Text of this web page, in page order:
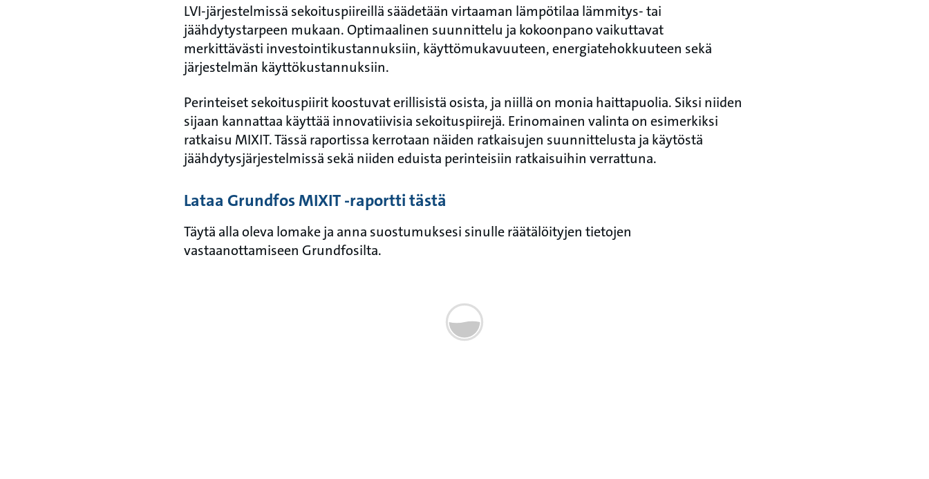
LVI-järjestelmissä sekoituspiireillä säädetään virtaaman lämpötilaa lämmitys‑ tai
jäähdytystarpeen mukaan. Optimaalinen suunnittelu ja kokoonpano vaikuttavat
merkittävästi investointikustannuksiin, käyttömukavuuteen, energiatehokkuuteen sekä
järjestelmän käyttökustannuksiin.
Perinteiset sekoituspiirit koostuvat erillisistä osista, ja niillä on monia haittapuolia. Siksi niiden
sijaan kannattaa käyttää innovatiivisia sekoituspiirejä. Erinomainen valinta on esimerkiksi
ratkaisu MIXIT. Tässä raportissa kerrotaan näiden ratkaisujen suunnittelusta ja käytöstä
jäähdytysjärjestelmissä sekä niiden eduista perinteisiin ratkaisuihin verrattuna.
Lataa Grundfos MIXIT ‑raportti tästä
Täytä alla oleva lomake ja anna suostumuksesi sinulle räätälöityjen tietojen
vastaanottamiseen Grundfosilta.